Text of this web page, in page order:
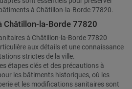
à Châtillon-la-Borde 77820.
Châtillon-la-Borde 77820
à Châtillon-la-Borde 77820
aux détails et une connaissance
strictes de la ville.
étapes clés et des précautions à
les bâtiments historiques, où les
et les modifications sanitaires sont